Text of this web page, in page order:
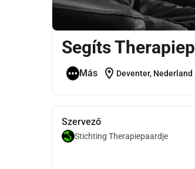
Segíts
Más location_on Deventer, Nederland
Szervező
Stichting Therapiepaardje